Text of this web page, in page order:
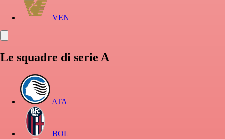
VEN
Le squadre di serie A
ATA
BOL